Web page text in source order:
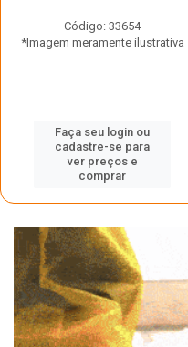
Código: 33654
*Imagem meramente ilustrativa
Faça seu login ou
cadastre-se para
ver preços e
comprar